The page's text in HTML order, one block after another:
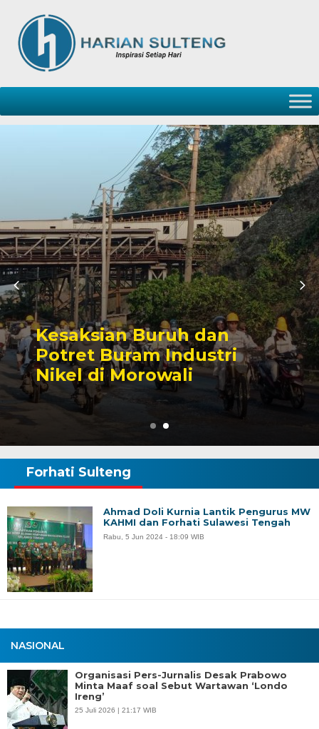
Sengketa Perizinan
Tambang yang
Karier Politik Anwar
NASIONAL
Organisasi Pers-Jurnalis Desak Prabowo
Minta Maaf soal Sebut Wartawan ‘Londo
Ireng’
25 Juli 2026 | 21:17 WIB
Forhati Sulteng
Ahmad Doli Kurnia Lantik Pengurus MW
KAHMI dan Forhati Sulawesi Tengah
Rabu, 5 Jun 2024 - 18:09 WIB